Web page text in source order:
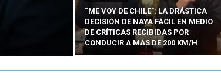
“ME VOY DE CHILE”: LA DRÁSTICA
DECISIÓN DE NAYA FÁCIL EN MEDIO
DE CRÍTICAS RECIBIDAS POR
CONDUCIR A MÁS DE 200 KM/H